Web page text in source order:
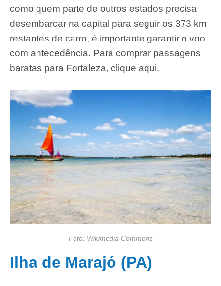
como quem parte de outros estados precisa
desembarcar na capital para seguir os 373 km
restantes de carro, é importante garantir o voo
com antecedência. Para comprar passagens
baratas para Fortaleza, clique aqui.
Foto: Wikimedia Commons
Ilha de Marajó (PA)